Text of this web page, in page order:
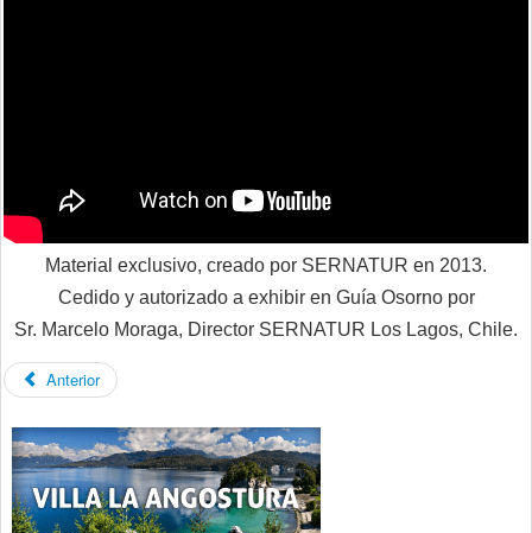
Material exclusivo, creado por SERNATUR en 2013.
Cedido y autorizado a exhibir en Guía Osorno por
Sr. Marcelo Moraga, Director SERNATUR Los Lagos, Chile.
Anterior